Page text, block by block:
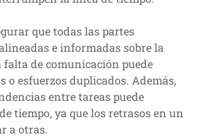
que todas las partes
e informadas sobre la
falta de comunicación puede
o esfuerzos duplicados. Además,
entre tareas puede
tiempo, ya que los retrasos en un
a otras.